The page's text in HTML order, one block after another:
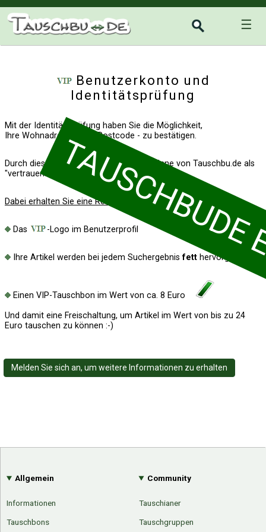
☰
Benutzerkonto und
Identitätsprüfung
Mit der Identitätsprüfung haben Sie die Möglichkeit,
Ihre Wohnadresse - per Postcode - zu bestätigen.
Durch diese Bestätigung gelten Sie im Sinne von Tauschbu.de als
"vertrauenswürdiger Tauschianer".
Dabei erhalten Sie eine Reihe von Vorteilen:
Das -Logo im Benutzerprofil
Ihre Artikel werden bei jedem Suchergebnisfett hervorgehoben
Einen VIP-Tauschbon im Wert von ca. 8 Euro
Und damit eine Freischaltung, um Artikel im Wert von bis zu 24
Euro tauschen zu können :-)
Melden Sie sich an, um weitere Informationen zu erhalten
Allgemein
Informationen
Tauschbons
Community
Tauschianer
Tauschgruppen